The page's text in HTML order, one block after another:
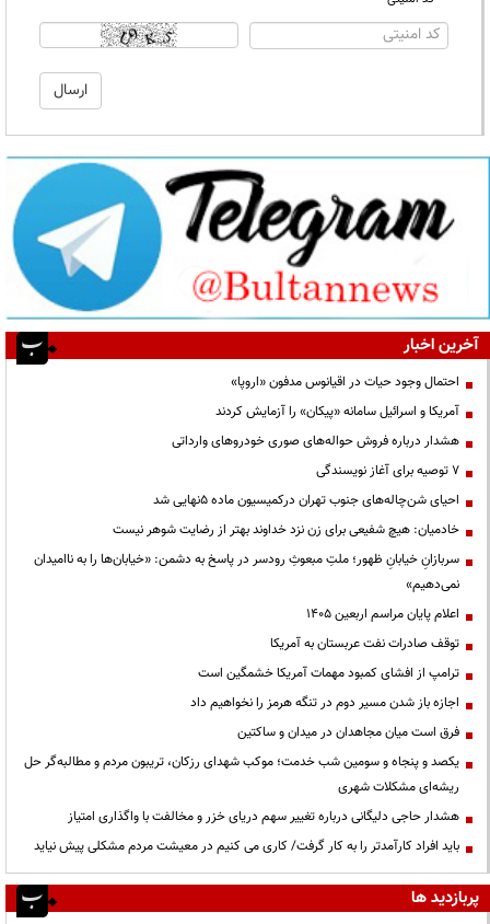
آخرین اخبار
احتمال وجود حیات در اقیانوس مدفون «اروپا»
آمریکا و اسرائیل سامانه «پیکان» را آزمایش کردند
هشدار درباره فروش حواله‌های صوری خودروهای وارداتی
۷ توصیه برای آغاز نویسندگی
احیای شن‌چاله‌های جنوب تهران درکمیسیون ماده ۵نهایی شد
خادمیان: هیچ شفیعی برای زن نزد خداوند بهتر از رضایت شوهر نیست
سربازانِ خیابانِ ظهور؛ ملتِ مبعوثِ رودسر در پاسخ به دشمن: «خیابان‌ها را به ناامیدان
نمی‌دهیم»
اعلام پایان مراسم اربعین ۱۴۰۵
توقف صادرات نفت عربستان به آمریکا
ترامپ از افشای کمبود مهمات آمریکا خشمگین است
اجازه باز شدن مسیر دوم در تنگه هرمز را نخواهیم داد
فرق است میان مجاهدان در میدان و ساکتین
یکصد و پنجاه و سومین شب خدمت؛ موکب شهدای رزکان، تریبون مردم و مطالبه‌گر حل
ریشه‌ای مشکلات شهری
هشدار حاجی دلیگانی درباره تغییر سهم دریای خزر و مخالفت با واگذاری امتیاز
باید افراد کارآمدتر را به کار گرفت/ کاری می کنیم در معیشت مردم مشکلی پیش نیاید
پربازدید ها